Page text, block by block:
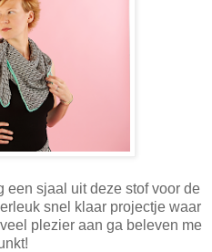
een sjaal uit deze stof voor de
snel klaar projectje waar
plezier aan ga beleven me